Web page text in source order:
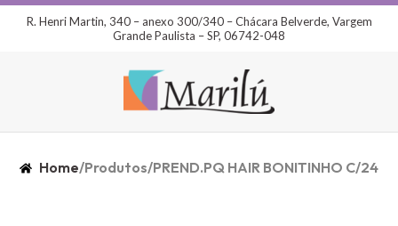
R. Henri Martin, 340 – anexo 300/340 – Chácara Belverde, Vargem
Grande Paulista – SP, 06742-048
Home/Produtos/PREND.PQ HAIR BONITINHO C/24